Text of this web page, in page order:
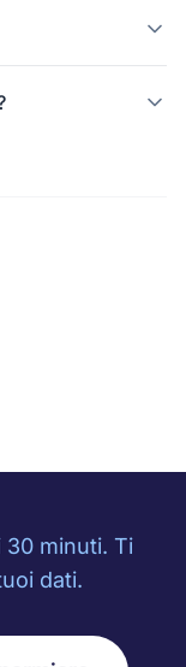
30 minuti. Ti
dati.